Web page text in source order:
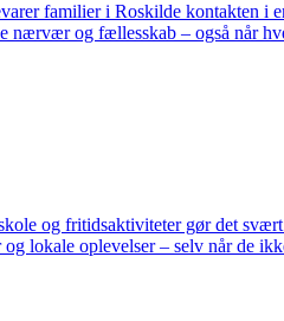
familier i Roskilde kontakten i
nærvær og fællesskab – også når
og fritidsaktiviteter gør det
lokale oplevelser – selv når de